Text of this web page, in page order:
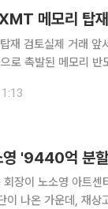
메모리 탑
재 검토실제 거래
로 촉발된 메모리
) 애플이 중국에서
영 '9440억 분
회장이 노소영 아트
이 나온 가운데, 재